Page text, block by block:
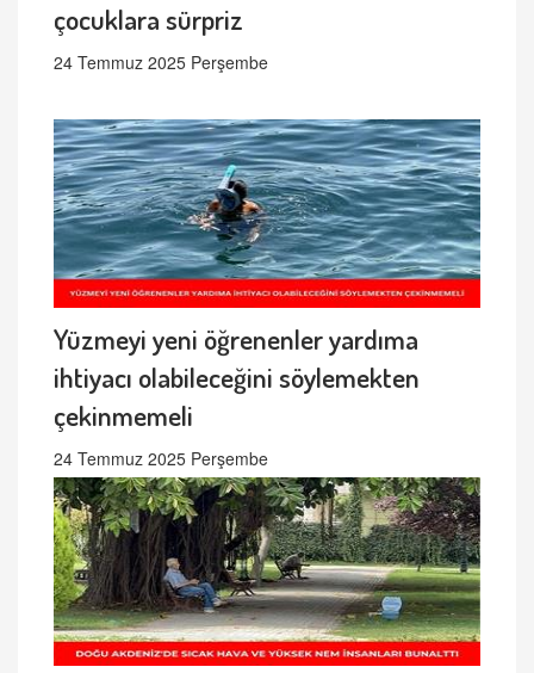
çocuklara sürpriz
24 Temmuz 2025 Perşembe
Yüzmeyi yeni öğrenenler yardıma
ihtiyacı olabileceğini söylemekten
çekinmemeli
24 Temmuz 2025 Perşembe